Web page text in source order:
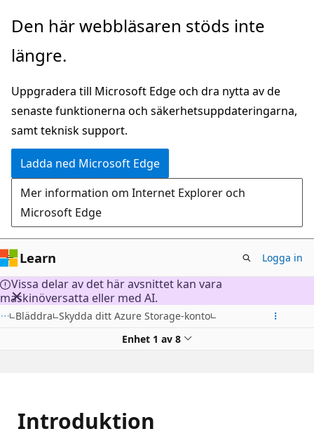
Hoppa
huvudinnehåll
Den här webbläsaren stöds inte
längre.
Uppgradera till Microsoft Edge och dra nytta av de
senaste funktionerna och säkerhetsuppdateringarna,
samt teknisk support.
Ladda ned Microsoft Edge
Mer information om Internet Explorer och
Microsoft Edge
Learn Logga in
Vissa delar av det här avsnittet kan vara
maskinöversatta eller med AI.
Bläddra Skydda ditt Azure Storage-konto
Enhet 1 av 8
Introduktion